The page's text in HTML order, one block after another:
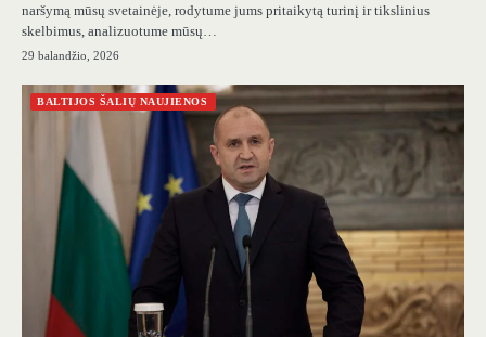
naršymą mūsų svetainėje, rodytume jums pritaikytą turinį ir tikslinius
skelbimus, analizuotume mūsų…
29 balandžio, 2026
BALTIJOS ŠALIŲ NAUJIENOS